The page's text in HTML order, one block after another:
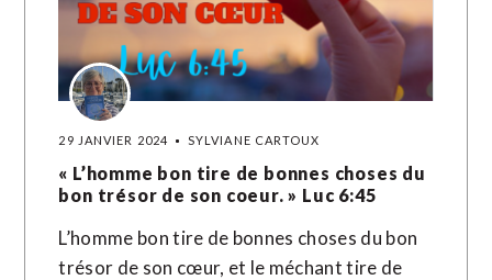
29 JANVIER 2024 SYLVIANE CARTOUX
« L’homme bon tire de bonnes choses du
bon trésor de son coeur. » Luc‬ ‭6‬:‭45‬ ‭
L’homme bon tire de bonnes choses du bon
trésor de son cœur, et le méchant tire de